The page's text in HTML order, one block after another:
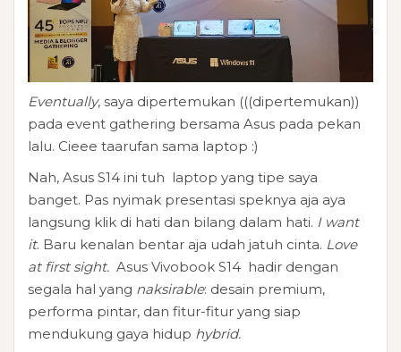
Eventually, saya dipertemukan (((dipertemukan))
pada event gathering bersama Asus pada pekan
lalu. Cieee taarufan sama laptop :)
Nah, Asus S14 ini tuh laptop yang tipe saya
banget. Pas nyimak presentasi speknya aja aya
langsung klik di hati dan bilang dalam hati. I want
it. Baru kenalan bentar aja udah jatuh cinta. Love
at first sight. Asus Vivobook S14 hadir dengan
segala hal yang naksirable: desain premium,
performa pintar, dan fitur-fitur yang siap
mendukung gaya hidup hybrid.